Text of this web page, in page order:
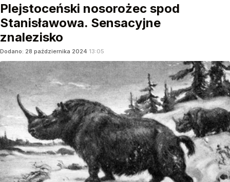
Plejstoceński nosorożec spod
Stanisławowa. Sensacyjne
znalezisko
Dodano: 28 października 2024 13:05